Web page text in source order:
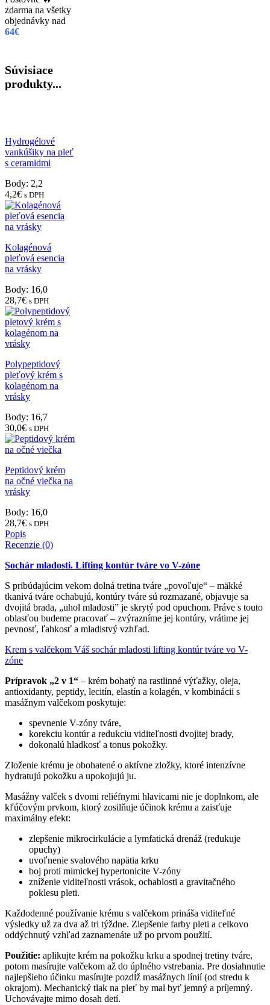
zdarma na všetky
objednávky nad
64€
Súvisiace
produkty...
Hydrogélové
vankúšiky na pleť
s ceramidmi
Body: 2,2
4,2€ s DPH
Kolagénová
pleťová esencia
na vrásky
Body: 16,0
28,7€ s DPH
Polypeptidový
pleťový krém s
kolagénom na
vrásky
Body: 16,7
30,0€ s DPH
Peptidový krém
na očné viečka na
vrásky
Body: 16,0
28,7€ s DPH
Popis
Recenzie (0)
Sochár mladosti. Lifting kontúr tváre vo V-zóne
S pribúdajúcim vekom dolná tretina tváre „povoľuje“ – mäkké
tkanivá tváre ochabujú, kontúry tváre sú rozmazané, objavuje sa
dvojitá brada, „uhol mladosti” je skrytý pod opuchom. Práve s touto
oblasťou budeme pracovať – zvýrazníme jej kontúry, vrátime jej
pevnosť, ľahkosť a mladistvý vzhľad.
Krem s valčekom Váš sochár mladosti lifting kontúr tváre vo V-
zóne
Prípravok „2 v 1“ – krém bohatý na rastlinné výťažky, oleja,
antioxidanty, peptidy, lecitín, elastín a kolagén, v kombinácii s
masážnym valčekom poskytuje:
spevnenie V-zóny tváre,
korekciu kontúr a redukciu viditeľnosti dvojitej brady,
dokonalú hladkosť a tonus pokožky.
Zloženie krému je obohatené o aktívne zložky, ktoré intenzívne
hydratujú pokožku a upokojujú ju.
Masážny valček s dvomi reliéfnymi hlavicami nie je doplnkom, ale
kľúčovým prvkom, ktorý zosilňuje účinok krému a zaisťuje
maximálny efekt:
zlepšenie mikrocirkulácie a lymfatická drenáž (redukuje
opuchy)
uvoľnenie svalového napätia krku
boj proti mimickej hypertonicite V-zóny
zníženie viditeľnosti vrások, ochablosti a gravitačného
poklesu pleti.
Každodenné používanie krému s valčekom prináša viditeľné
výsledky už za dva až tri týždne. Zlepšenie farby pleti a celkovo
oddýchnutý vzhľad zaznamenáte už po prvom použití.
Použitie: aplikujte krém na pokožku krku a spodnej tretiny tváre,
potom masírujte valčekom až do úplného vstrebania. Pre dosiahnutie
najlepšieho účinku masírujte pozdĺž masážnych línií (od stredu k
okrajom). Mechanický tlak na pleť by mal byť jemný a príjemný.
Uchovávajte mimo dosah detí.